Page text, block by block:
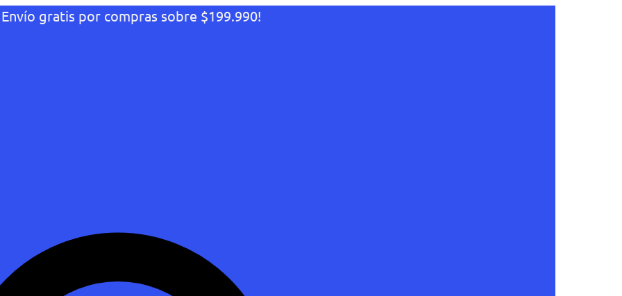
gratis por compras sobre $199.990!